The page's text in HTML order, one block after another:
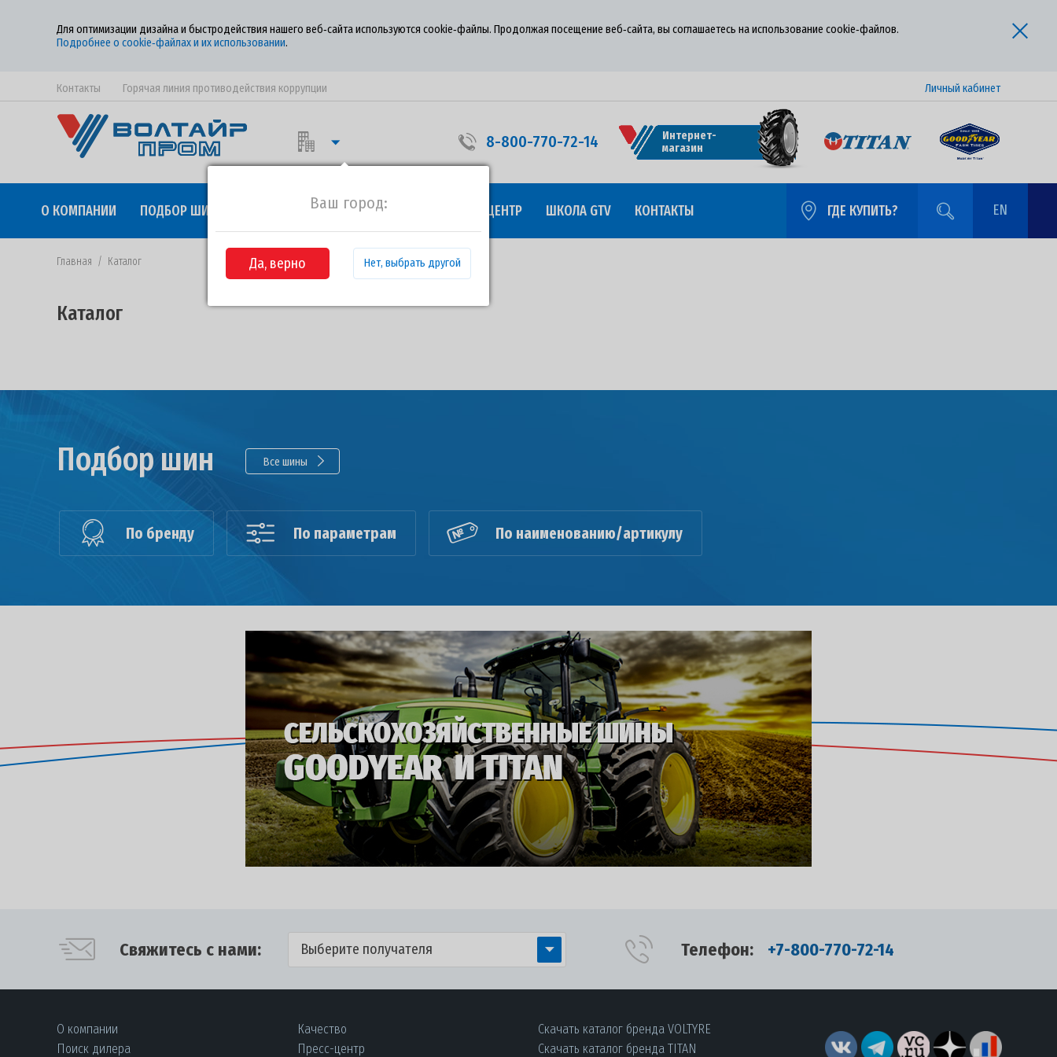
Для оптимизации дизайна и быстродействия нашего веб‑сайта используются cookie‑файлы. Продолжая посещение веб‑сайта, вы соглашаетесь на использование cookie‑файлов.
Подробнее о cookie‑файлах и их использовании.
Контакты Горячая линия противодействия коррупции Личный кабинет
Ваш город:
Да, верно Нет, выбрать другой
8-800-770-72-14
Интернет-
магазин
О КОМПАНИИ ПОДБОР ШИН СОТРУДНИЧЕСТВО ПРЕСС-ЦЕНТР ШКОЛА GTV КОНТАКТЫ ГДЕ КУПИТЬ? EN
Главная / Каталог
Каталог
Подбор шин Все шины
По бренду По параметрам По наименованию/артикулу
Свяжитесь с нами: Выберите получателя Телефон: +7-800-770-72-14
О компании
Поиск дилера
Качество
Пресс-центр
Скачать каталог бренда VOLTYRE
Скачать каталог бренда TITAN